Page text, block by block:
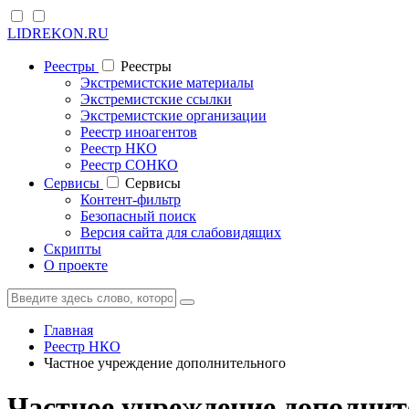
LIDREKON.RU
Реестры
Реестры
Экстремистские материалы
Экстремистские ссылки
Экстремистские организации
Реестр иноагентов
Реестр НКО
Реестр СОНКО
Cервисы
Cервисы
Контент-фильтр
Безопасный поиск
Версия сайта для слабовидящих
Скрипты
О проекте
Главная
Реестр НКО
Частное учреждение дополнительного